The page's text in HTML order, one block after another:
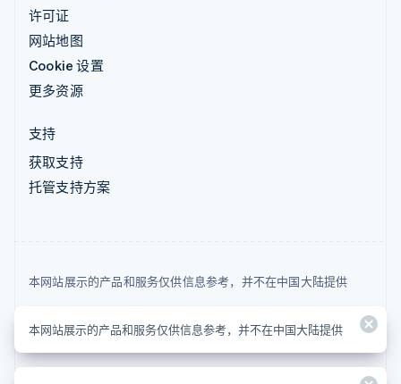
许可证
网站地图
Cookie 设置
更多资源
支持
获取支持
托管支持方案
本网站展示的产品和服务仅供信息参考，并不在中国大陆提供
© 2026 Stripe, LLC
本网站展示的产品和服务仅供信息参考，并不在中国大陆提供